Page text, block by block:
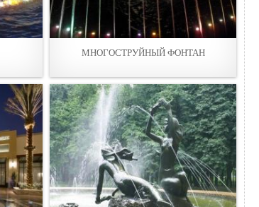
МНОГОСТРУЙНЫЙ ФОНТАН